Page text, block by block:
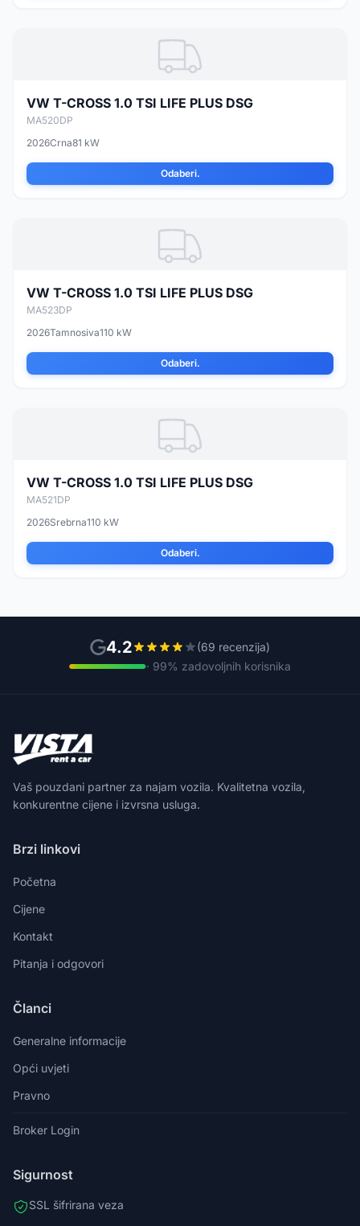
VW T-CROSS 1.0 TSI LIFE PLUS DSG
MA520DP
2026Crna81 kW
Odaberi.
VW T-CROSS 1.0 TSI LIFE PLUS DSG
MA523DP
2026Tamnosiva110 kW
Odaberi.
VW T-CROSS 1.0 TSI LIFE PLUS DSG
MA521DP
2026Srebrna110 kW
Odaberi.
4.2
(69 recenzija)
· 99% zadovoljnih korisnika
Vaš pouzdani partner za najam vozila. Kvalitetna vozila,
konkurentne cijene i izvrsna usluga.
Brzi linkovi
Početna
Cijene
Kontakt
Pitanja i odgovori
Članci
Generalne informacije
Opći uvjeti
Pravno
Broker Login
Sigurnost
SSL šifrirana veza